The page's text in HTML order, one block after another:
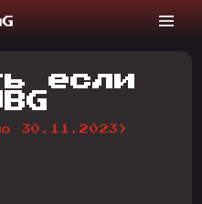
если
30.11.2023)